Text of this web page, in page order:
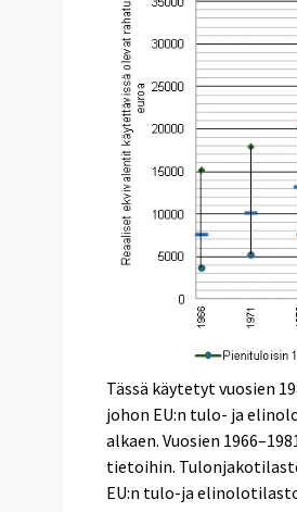
Tässä käytetyt vuosien
johon EU:n tulo- ja
alkaen. Vuosien
tietoihin.
EU:n tulo-ja